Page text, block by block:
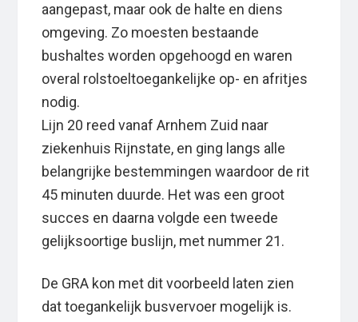
aangepast, maar ook de halte en diens
omgeving. Zo moesten bestaande
bushaltes worden opgehoogd en waren
overal rolstoeltoegankelijke op- en afritjes
nodig.
Lijn 20 reed vanaf Arnhem Zuid naar
ziekenhuis Rijnstate, en ging langs alle
belangrijke bestemmingen waardoor de rit
45 minuten duurde. Het was een groot
succes en daarna volgde een tweede
gelijksoortige buslijn, met nummer 21.
De GRA kon met dit voorbeeld laten zien
dat toegankelijk busvervoer mogelijk is.